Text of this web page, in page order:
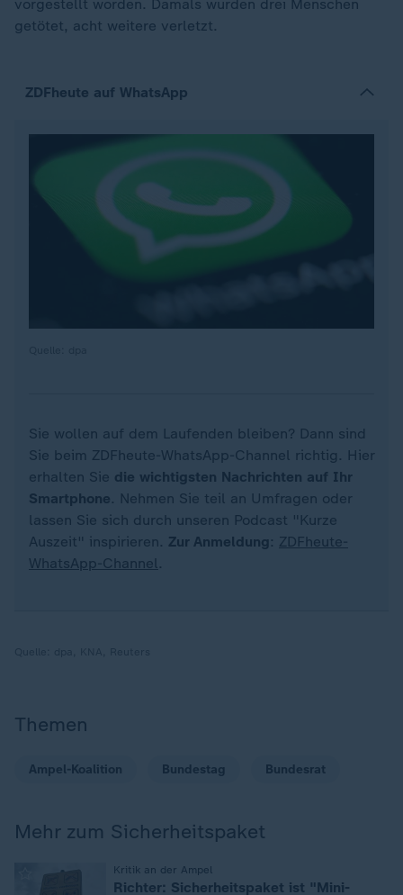
vorgestellt worden. Damals wurden drei Menschen
getötet, acht weitere verletzt.
ZDFheute auf WhatsApp
Sie wollen auf dem Laufenden bleiben? Dann sind
Sie beim ZDFheute-WhatsApp-Channel richtig. Hier
erhalten Sie die wichtigsten Nachrichten auf Ihr
Smartphone. Nehmen Sie teil an Umfragen oder
lassen Sie sich durch unseren Podcast "Kurze
Auszeit" inspirieren. Zur Anmeldung : ZDFheute-
WhatsApp-Channel.
Themen
Ampel-Koalition Bundestag Bundesrat
Mehr zum Sicherheitspaket
Kritik an der Ampel
Richter: Sicherheitspaket ist "Mini-